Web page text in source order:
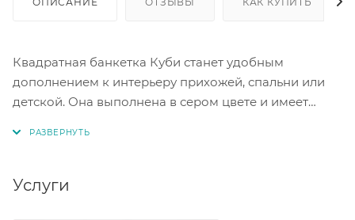
Квадратная банкетка Куби станет удобным
дополнением к интерьеру прихожей, спальни или
детской. Она выполнена в сером цвете и имеет
отличное решение для небольших пространств
Услуги